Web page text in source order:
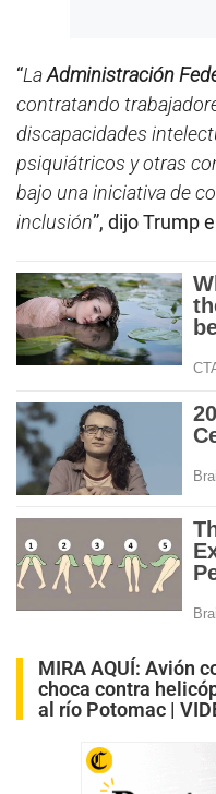
“LaAdministración
contratando
discapacidades
psiquiátricos y otras
bajo una iniciativa de
inclusión”, dijo Trump
MIRA AQUÍ: Avión
choca contra
al río Potomac |